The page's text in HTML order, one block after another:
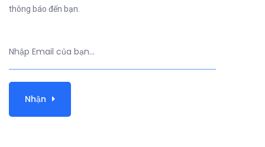
thông báo đến bạn.
Nhận